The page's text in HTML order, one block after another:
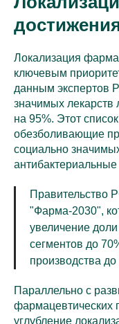
Локализация
ключевым
данным экспертов
значимых лекарств
на 95%. Этот
обезболивающие
социально
Правительство
"Фарма-2030",
увеличение
сегментов до
производства
Параллельно с
фармацевтических
углубление